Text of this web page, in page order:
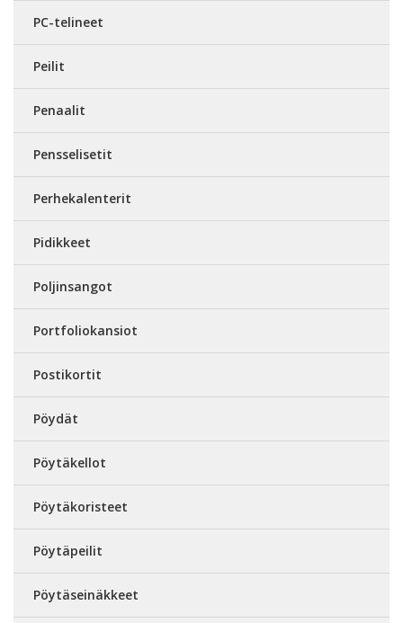
PC-telineet
Peilit
Penaalit
Pensselisetit
Perhekalenterit
Pidikkeet
Poljinsangot
Portfoliokansiot
Postikortit
Pöydät
Pöytäkellot
Pöytäkoristeet
Pöytäpeilit
Pöytäseinäkkeet